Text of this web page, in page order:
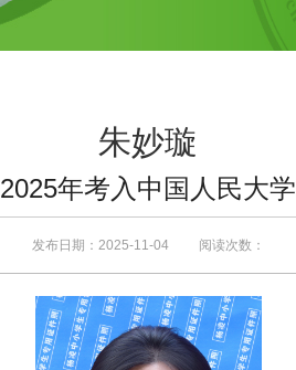
朱妙璇
2025年考入中国人民大学
发布日期：2025-11-04 阅读次数：